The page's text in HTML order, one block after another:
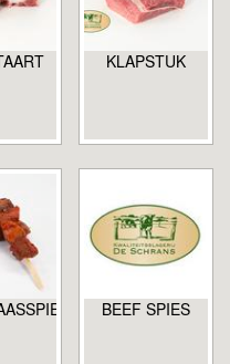
KLAPSTUK
BEEF SPIES